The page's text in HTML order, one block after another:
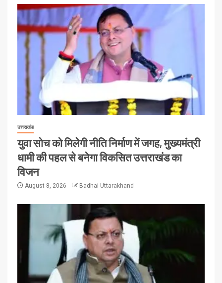
उत्तराखंड
युवा सोच को मिलेगी नीति निर्माण में जगह, मुख्यमंत्री
धामी की पहल से बनेगा विकसित उत्तराखंड का
विजन
August 8, 2026 Badhai Uttarakhand